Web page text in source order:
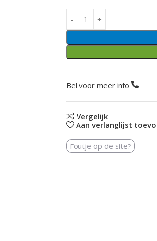
Bel voor meer info
Vergelijk
Aan verlanglijst
Foutje op de site?